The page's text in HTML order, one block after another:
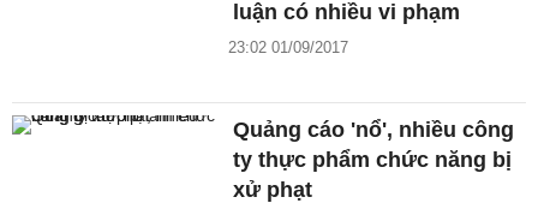
luận có nhiều vi phạm
23:02 01/09/2017
Quảng cáo 'nổ', nhiều công
ty thực phẩm chức năng bị
xử phạt